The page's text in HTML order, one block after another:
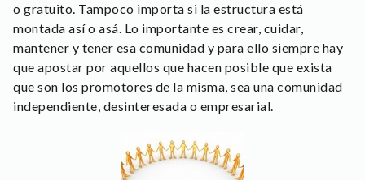
o gratuito. Tampoco importa si la estructura está
montada así o asá. Lo importante es crear, cuidar,
mantener y tener esa comunidad y para ello siempre hay
que apostar por aquellos que hacen posible que exista
que son los promotores de la misma, sea una comunidad
independiente, desinteresada o empresarial.